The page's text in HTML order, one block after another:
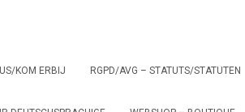
KOM ERBIJ RGPD/AVG – STATUTS/STATUTEN